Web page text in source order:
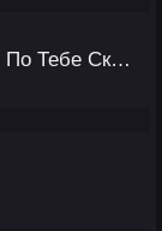
Песня - Але Папа Ты Где, Я По Тебе Скучаю